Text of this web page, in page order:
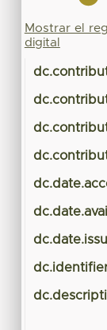
Mostrar el
digital